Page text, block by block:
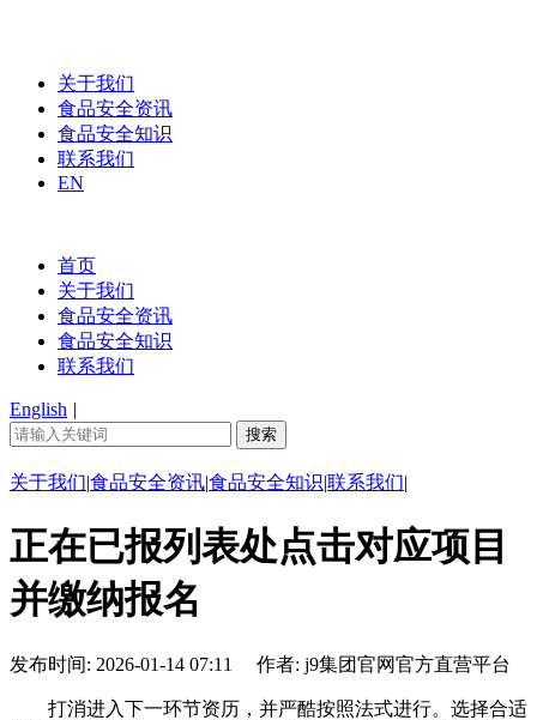
关于我们
食品安全资讯
食品安全知识
联系我们
EN
首页
关于我们
食品安全资讯
食品安全知识
联系我们
English |
关于我们|食品安全资讯|食品安全知识|联系我们|
正在已报列表处点击对应项目
并缴纳报名
发布时间: 2026-01-14 07:11 作者: j9集团官网官方直营平台
打消进入下一环节资历，并严酷按照法式进行。选择合适